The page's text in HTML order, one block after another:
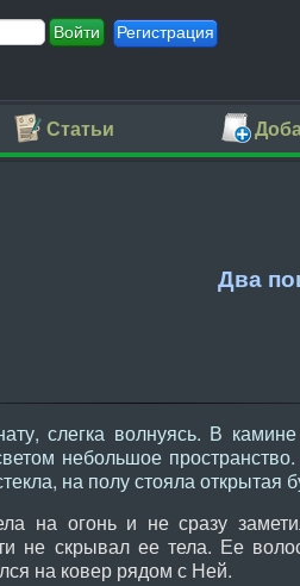
Регистрация
Статьи
Два
слегка волнуясь. В
небольшое
на полу стояла
на огонь и не сразу
не скрывал ее тела. Ее
на ковер рядом с Ней.